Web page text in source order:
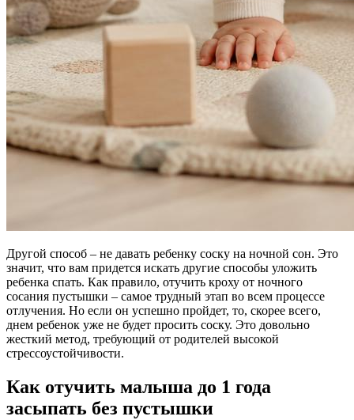
Другой способ – не давать ребенку соску на ночной сон. Это
значит, что вам придется искать другие способы уложить
ребенка спать. Как правило, отучить кроху от ночного
сосания пустышки – самое трудный этап во всем процессе
отлучения. Но если он успешно пройдет, то, скорее всего,
днем ребенок уже не будет просить соску. Это довольно
жесткий метод, требующий от родителей высокой
стрессоустойчивости.
Как отучить малыша до 1 года
засыпать без пустышки